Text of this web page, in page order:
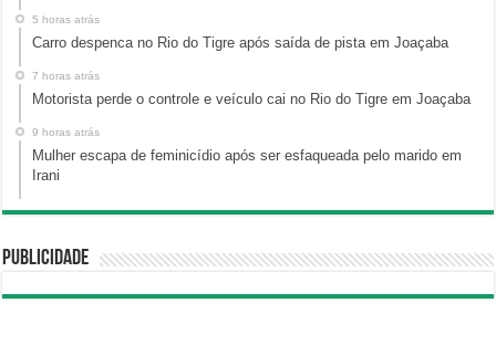
5 horas atrás
Carro despenca no Rio do Tigre após saída de pista em Joaçaba
7 horas atrás
Motorista perde o controle e veículo cai no Rio do Tigre em Joaçaba
9 horas atrás
Mulher escapa de feminicídio após ser esfaqueada pelo marido em
Irani
Publicidade